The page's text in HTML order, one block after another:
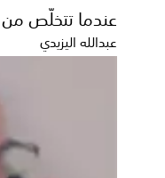
عندما تتخلّص من
عبدالله اليزيدي